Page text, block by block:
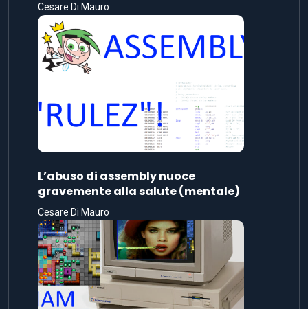
Cesare Di Mauro
L’abuso di assembly nuoce
gravemente alla salute (mentale)
Cesare Di Mauro